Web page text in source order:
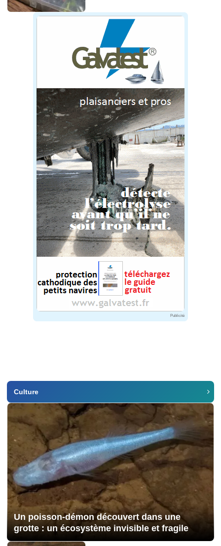
Publicité
Culture
Un poisson-démon découvert dans une
grotte : un écosystème invisible et fragile